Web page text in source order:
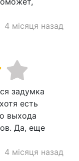
4 місяця назад
задумка
есть
выхода
Да, еще
4 місяця назад